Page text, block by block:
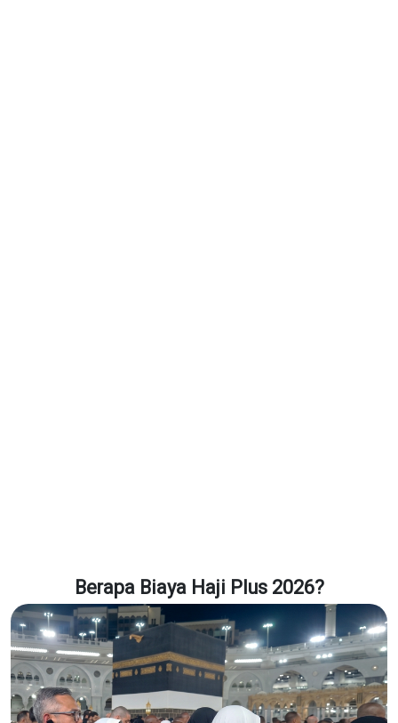
Berapa Biaya Haji Plus 2026?